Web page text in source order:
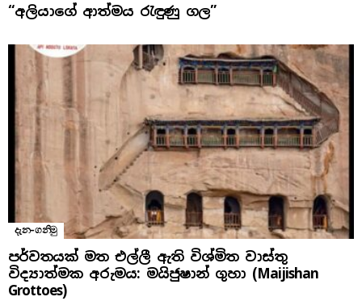
“අලියාගේ ආත්මය රැඳුණු ගල”
දැන-ගනිමු
පර්වතයක් මත එල්ලී ඇති විශ්මිත වාස්තු
විද්‍යාත්මක අරුමය: මයිජුෂාන් ගුහා (Maijishan
Grottoes)